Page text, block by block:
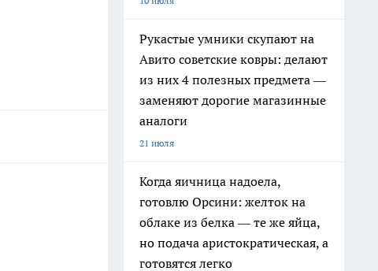
Рукастые умники скупают на
Авито советские ковры: делают
из них 4 полезных предмета —
заменяют дорогие магазинные
аналоги
21 июля
Когда яичница надоела,
готовлю Орсини: желток на
облаке из белка — те же яйца,
но подача аристократическая, а
готовятся легко